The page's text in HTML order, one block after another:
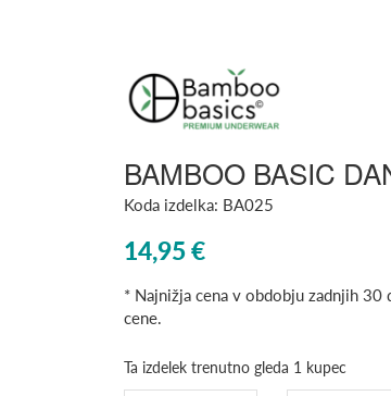
BAMBOO BASIC
Koda izdelka: BA025
List
Price
14,95 €
* Najnižja cena v obdobju zadnjih 30
cene.
Ta izdelek trenutno gleda 1 kupec